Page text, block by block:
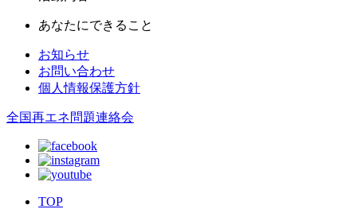
あなたにできること
お知らせ
お問い合わせ
個人情報保護方針
全国再エネ問題連絡会
TOP